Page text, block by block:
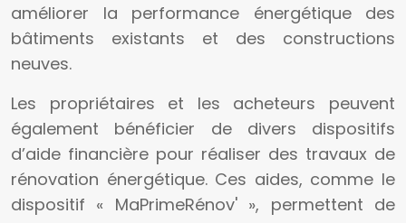
améliorer la performance énergétique des
bâtiments existants et des constructions
neuves.
Les propriétaires et les acheteurs peuvent
également bénéficier de divers dispositifs
d’aide financière pour réaliser des travaux de
rénovation énergétique. Ces aides, comme le
dispositif « MaPrimeRénov' », permettent de